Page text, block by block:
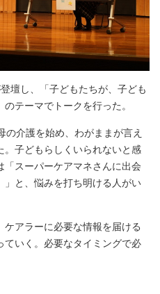
壇し、「子どもたちが、子ども
テーマでトークを行った。
の介護を始め、わがままが言え
。子どもらしくいられないと感
「スーパーケアマネさんに出会
」と、悩みを打ち明ける人がい
アラーに必要な情報を届ける
ていく。必要なタイミングで必